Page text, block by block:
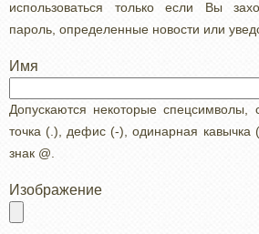
использоваться только если Вы
пароль, определенные новости или
Имя
Допускаются некоторые спецсимволы,
точка (.), дефис (-), одинарная кавычка
знак @.
Изображение